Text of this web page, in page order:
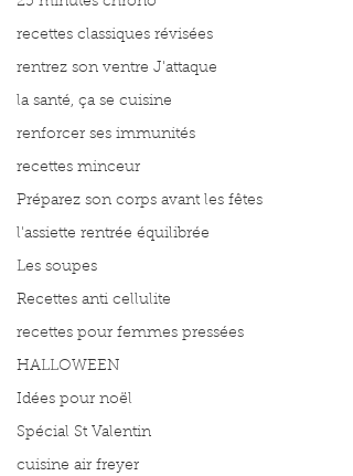
recettes classiques révisées
rentrez son ventre J'attaque
la santé, ça se cuisine
renforcer ses immunités
recettes minceur
Préparez son corps avant les fêtes
l'assiette rentrée équilibrée
Les soupes
Recettes anti cellulite
recettes pour femmes pressées
HALLOWEEN
Idées pour noël
Spécial St Valentin
cuisine air freyer